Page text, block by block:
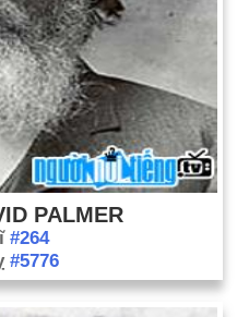
PALMER
#264
#5776